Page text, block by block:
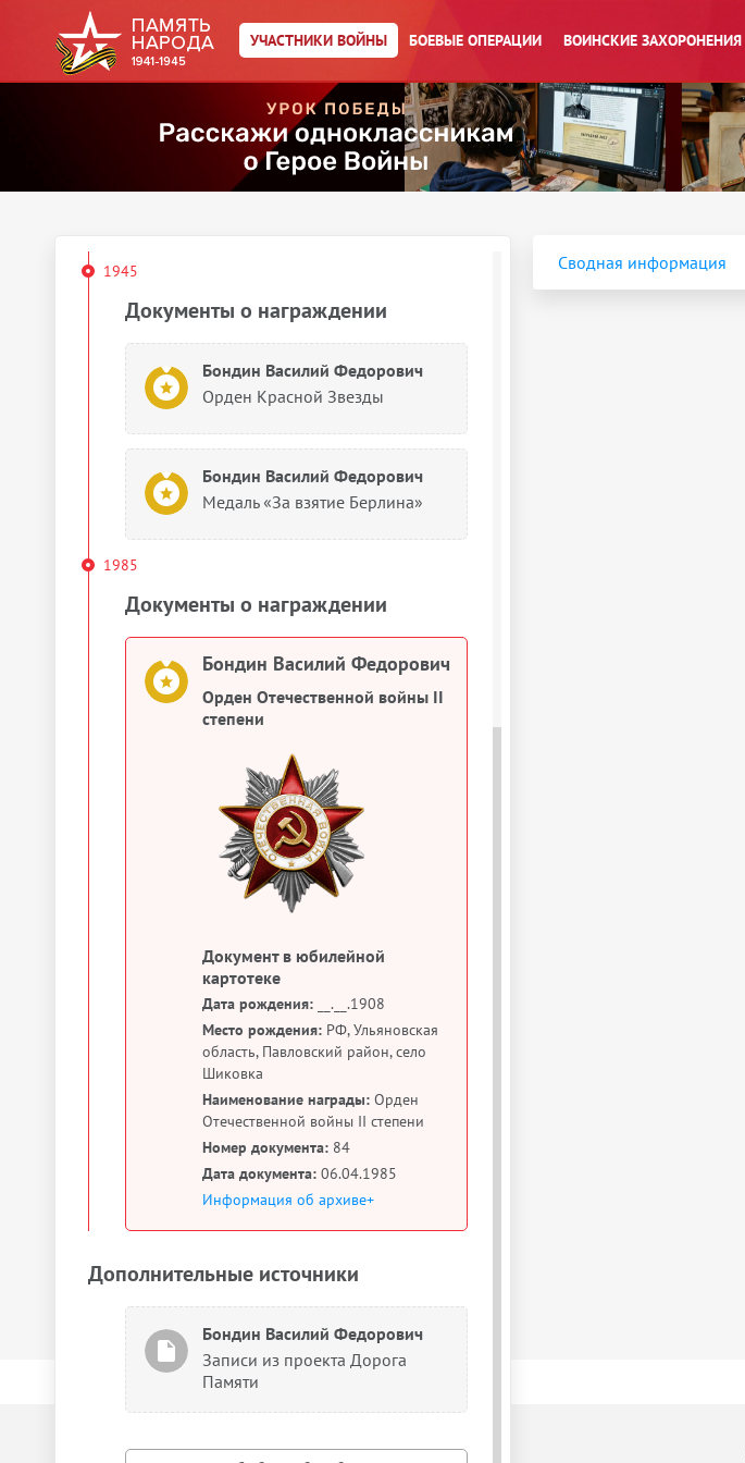
УЧАСТНИКИ ВОЙНЫ БОЕВЫЕ ОПЕРАЦИИ ВОИНСКИЕ ЗАХОРОНЕНИЯ
Медаль «За боевые заслуги»
1944
Документы о награждении
Бондин Василий Федорович
1945
Документы о награждении
Бондин Василий Федорович
Орден Красной Звезды
Бондин Василий Федорович
Медаль «За взятие Берлина»
1985
Документы о награждении
Бондин Василий Федорович
Орден Отечественной войны II
степени
Документ в юбилейной
картотеке
Дата рождения: __.__.1908
Место рождения: РФ, Ульяновская
область, Павловский район, село
Шиковка
Наименование награды: Орден
Отечественной войны II степени
Номер документа: 84
Дата документа: 06.04.1985
Информация об архиве+
Дополнительные источники
Бондин Василий Федорович
Записи из проекта Дорога
Памяти
Сводная информация